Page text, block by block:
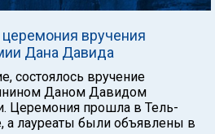
вручения
Дана Давида
состоялось вручение
Даном Давидом
Церемония прошла в Тель-
а лауреаты были объявлены в